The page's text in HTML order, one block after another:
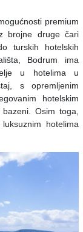
premium
brojne druge čari
turskih hotelskih
Bodrum ima
u hotelima u
s opremljenim
hotelskim
Osim toga,
hotelima